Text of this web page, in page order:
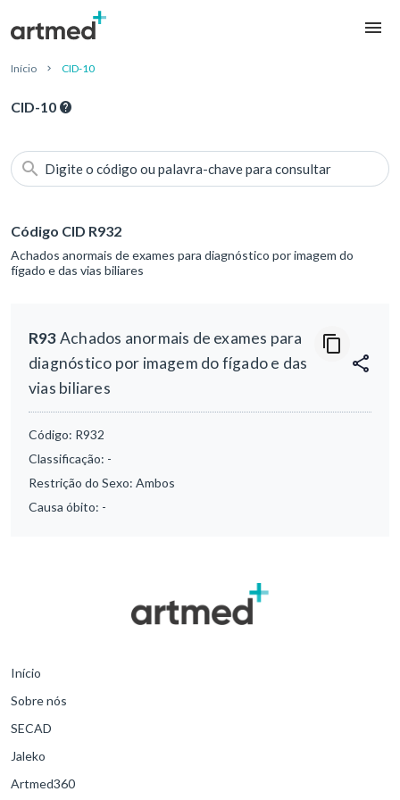
Início CID-10
CID-10
Digite o código ou palavra-chave para consultar
Código CID R932
Achados anormais de exames para diagnóstico por imagem do
fígado e das vias biliares
R93Achados anormais de exames para
diagnóstico por imagem do fígado e das
vias biliares
Código: R932
Classificação: -
Restrição do Sexo: Ambos
Causa óbito: -
Início
Sobre nós
SECAD
Jaleko
Artmed360